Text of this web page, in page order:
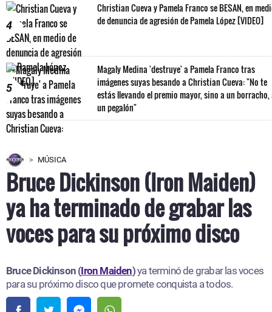
4
Christian Cueva y Pamela Franco se BESAN, en
de denuncia de agresión de Pamela López [VIDEO]
5
Magaly Medina 'destruye' a Pamela Franco tras
imágenes suyas besando a Christian Cueva: "No te
estás llevando el premio mayor, sino a un borracho,
un pegalón"
MÚSICA
Bruce Dickinson (Iron Maiden)
ya ha terminado de grabar las
voces para su próximo disco
Bruce Dickinson (Iron Maiden)ya terminó de grabar las voces
para su próximo disco que promete conquista a todos.